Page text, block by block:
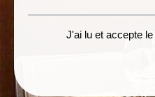
J'ai lu et accepte le